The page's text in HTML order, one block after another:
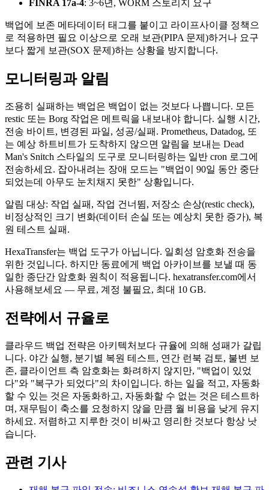
FINRA 17a-4: 3~6년, WORM 스토리지 요구
백업에 보존 메타데이터 태그를 붙이고 라이프사이클 정책으
로 적용하면 필요 이상으로 오래 보관(PIPA 문제)하거나 요구
보다 짧게 보관(SOX 문제)하는 상황을 방지합니다.
모니터링과 알림
조용히 실패하는 백업은 백업이 없는 것보다 나쁩니다. 모든
restic 또는 Borg 작업은 메트릭을 내보내야 합니다. 실행 시간,
전송 바이트, 변경된 파일, 성공/실패. Prometheus, Datadog, 또
는 예상 하트비트가 도착하지 않으면 알림을 보내는 Dead
Man's Snitch 스타일의 도구로 모니터링하는 일반 cron 로그에
전송하세요. 잡아내려는 장애 모드는 "백업이 90일 동안 중단
되었는데 아무도 눈치채지 못한" 상황입니다.
알림 대상: 작업 실패, 작업 건너뜀, 저장소 손상(restic check),
비정상적인 크기 변화(데이터 손실 또는 예상치 못한 증가), 복
원 테스트 실패.
HexaTransfer는 백업 도구가 아닙니다. 일회성 암호화 전송을
위한 것입니다. 하지만 동료에게 백업 아카이브를 보낼 때 동
일한 종단간 암호화 원칙이 적용됩니다. hexatransfer.com에서
사용해보세요 — 무료, 계정 불필요, 최대 10 GB.
전략에서 규율로
클라우드 백업 전략은 아키텍처보다 규율에 의해 성패가 갈립
니다. 야간 실행, 분기별 복원 테스트, 연간 런북 검토, 불변 보
존, 클라이언트 측 암호화는 화려하지 않지만, "백업이 있었
다"와 "복구가 되었다"의 차이입니다. 하는 일을 적고, 자동화
할 수 있는 것은 자동화하고, 자동화할 수 없는 것은 테스트하
며, 재무팀이 축소를 요청하지 않을 만큼 월 비용을 낮게 유지
하세요. 저렴하고 지루한 것이 비싸고 영리한 것보다 항상 낫
습니다.
관련 기사